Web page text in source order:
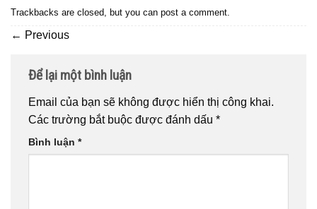
Trackbacks are closed, but you can post a comment.
← Previous
Để lại một bình luận
Email của bạn sẽ không được hiển thị công khai.
Các trường bắt buộc được đánh dấu *
Bình luận *